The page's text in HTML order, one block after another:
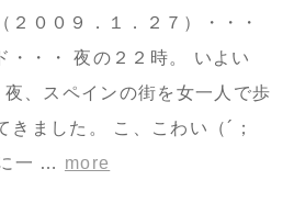
２００９．１．２７）・・・
・・・ 夜の２２時。 いよい
、スペインの街を女一人で歩
きました。 こ、こわい（´；
一 … more